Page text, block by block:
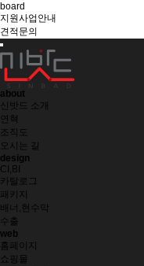
board
지원사업안내
견적문의
about
신밧드 소개
연혁
조직도
오시는 길
design
CI,BI
카탈로그
패키지
배너,현수막
수출
web
홈페이지
쇼핑몰